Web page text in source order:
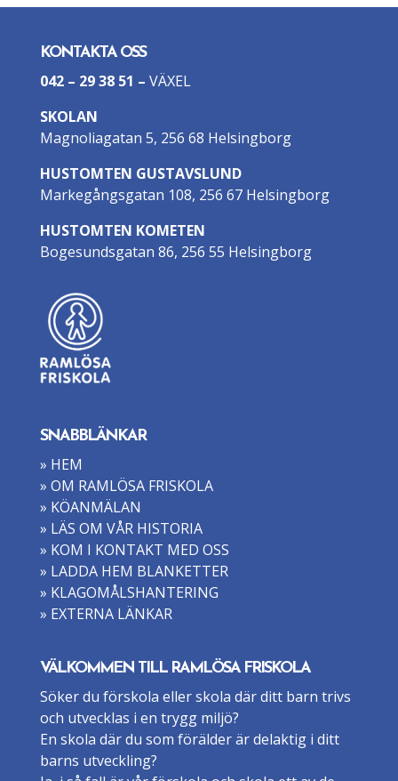
KONTAKTA OSS
042 – 29 38 51 – VÄXEL
SKOLAN
Magnoliagatan 5, 256 68 Helsingborg
HUSTOMTEN GUSTAVSLUND
Markegångsgatan 108, 256 67 Helsingborg
HUSTOMTEN KOMETEN
Bogesundsgatan 86, 256 55 Helsingborg
SNABBLÄNKAR
» HEM
» OM RAMLÖSA FRISKOLA
» KÖANMÄLAN
» LÄS OM VÅR HISTORIA
» KOM I KONTAKT MED OSS
» LADDA HEM BLANKETTER
» KLAGOMÅLSHANTERING
» EXTERNA LÄNKAR
VÄLKOMMEN TILL RAMLÖSA FRISKOLA
Söker du förskola eller skola där ditt barn trivs
och utvecklas i en trygg miljö?
En skola där du som förälder är delaktig i ditt
barns utveckling?